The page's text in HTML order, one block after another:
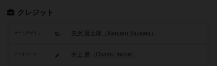
クレジット
ゲームデザイン 矢沢 賢太郎（Kentaro Yazawa）
アートワーク 井上 磨（Osamu Inoue）